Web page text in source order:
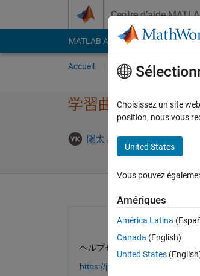
Centre d’aide
MATLAB Answers File Exchange
Accueil Poser une question
学習曲線において
陽太 黒尾 8 Nov 2022
ヘルプセンターの「深層学習
https://jp.mathworks.com/help/
Choisissez un site
position, nous vous
United States
Vous pouvez
Amériques
América Latina
Canada (English)
United States